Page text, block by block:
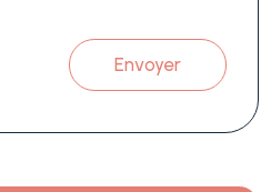
Envoyer